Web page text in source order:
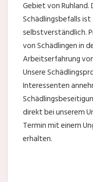
Gebiet von Ruhland.
Schädlingsbefalls
selbstverständlich.
von Schädlingen in
Arbeitserfahrung
Unsere
Interessenten
direkt bei unserem
Termin mit einem
erhalten.